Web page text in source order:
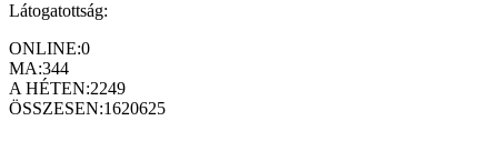
Látogatottság:
ONLINE:0
MA:344
A HÉTEN:2249
ÖSSZESEN:1620625